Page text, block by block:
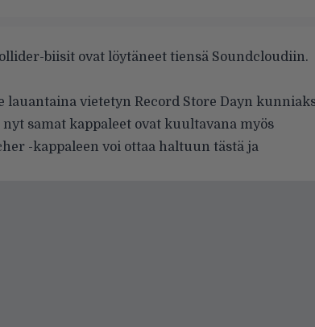
biisit ovat löytäneet tiensä Soundcloudiin.
lauantaina vietetyn Record Store Dayn
samat kappaleet ovat kuultavana myös
-kappaleen voi ottaa haltuun tästä ja